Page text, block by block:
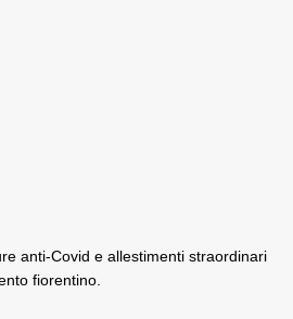
anti-Covid e allestimenti straordinari
fiorentino.